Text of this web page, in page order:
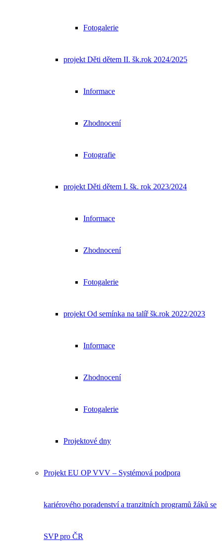
Fotogalerie
projekt Děti dětem II. šk.rok 2024/2025
Informace
Zhodnocení
Fotografie
projekt Děti dětem I. šk. rok 2023/2024
Informace
Zhodnocení
Fotogalerie
projekt Od semínka na talíř šk.rok 2022/2023
Informace
Zhodnocení
Fotogalerie
Projektové dny
Projekt EU OP VVV – Systémová podpora
kariérového poradenství a tranzitních programů žáků se
SVP pro ČR